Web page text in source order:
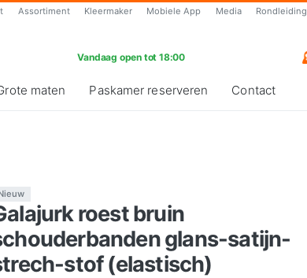
Assortiment Kleermaker Mobiele App Media Rondleiding
Vandaag open tot 18:00
maten Paskamer reserveren Contact
roest bruin
glans-satijn-
stof (elastisch)